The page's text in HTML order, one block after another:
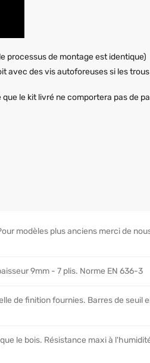
processus de montage est identique)
avec des vis autoforeuses si les
que le kit livré ne comportera pas de
modèles plus anciens merci de
9mm - 7 plis. Norme EN 636-3
de finition fournies. Barres de seuil
le bois. Résistance maxi à